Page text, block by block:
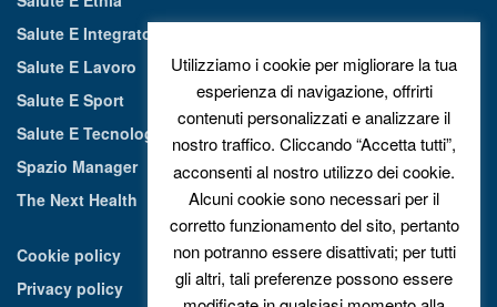
Salute E Integratori Alimentari
Salute E Lavoro
Salute E Sport
Salute E Tecnologia
Spazio Manager
The Next Health
Cookie policy
Privacy policy
Utilizziamo i cookie per migliorare la tua
esperienza di navigazione, offrirti
contenuti personalizzati e analizzare il
nostro traffico. Cliccando “Accetta tutti”,
acconsenti al nostro utilizzo dei cookie.
Alcuni cookie sono necessari per il
corretto funzionamento del sito, pertanto
non potranno essere disattivati; per tutti
gli altri, tali preferenze possono essere